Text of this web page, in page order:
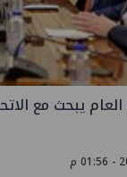
العام يبحث مع